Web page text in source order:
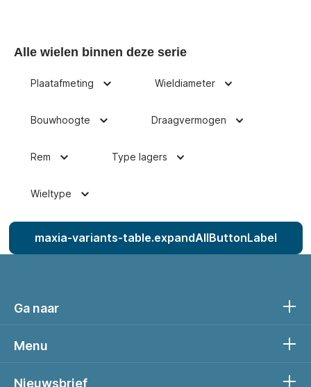
Alle wielen binnen deze serie
Plaatafmeting Wieldiameter
Bouwhoogte Draagvermogen
Rem Type lagers
Wieltype
maxia-variants-table.expandAllButtonLabel
Nieuwsbrief
Ga naar
Menu